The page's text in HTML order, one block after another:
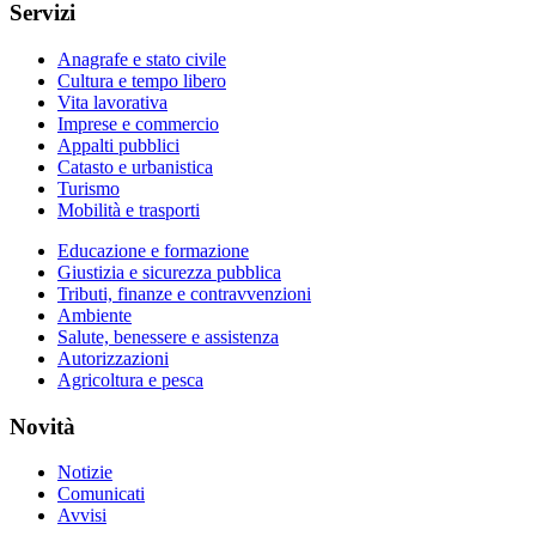
Servizi
Anagrafe e stato civile
Cultura e tempo libero
Vita lavorativa
Imprese e commercio
Appalti pubblici
Catasto e urbanistica
Turismo
Mobilità e trasporti
Educazione e formazione
Giustizia e sicurezza pubblica
Tributi, finanze e contravvenzioni
Ambiente
Salute, benessere e assistenza
Autorizzazioni
Agricoltura e pesca
Novità
Notizie
Comunicati
Avvisi